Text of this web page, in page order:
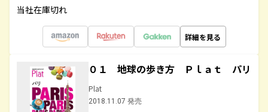
当社在庫切れ
詳細を見る
０１ 地球の歩き方 Ｐｌａｔ パリ
Plat
2018.11.07 発売